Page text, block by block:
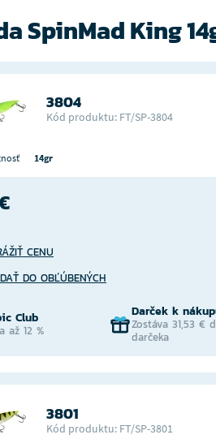
SpinMad King
3804
Kód produktu: FT/SP-3804
14gr
CENU
DO OBĽÚBENÝCH
Club
až 12 %
Darček k
Zostáva 31,53 €
darčeka
3801
Kód produktu: FT/SP-3801